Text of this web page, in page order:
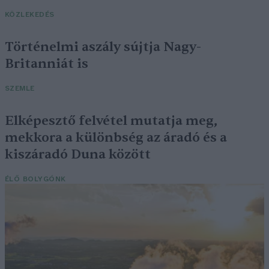
KÖZLEKEDÉS
Történelmi aszály sújtja Nagy-
Britanniát is
SZEMLE
Elképesztő felvétel mutatja meg,
mekkora a különbség az áradó és a
kiszáradó Duna között
ÉLŐ BOLYGÓNK